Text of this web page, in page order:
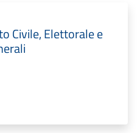
Civile, Elettorale e